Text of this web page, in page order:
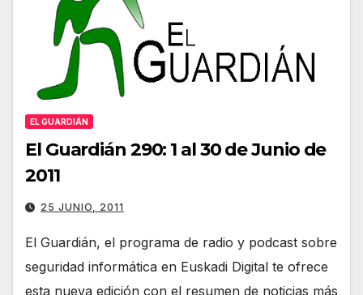
EL GUARDIÁN
El Guardián 290: 1 al 30 de Junio de
2011
25 JUNIO, 2011
El Guardián, el programa de radio y podcast sobre
seguridad informática en Euskadi Digital te ofrece
esta nueva edición con el resumen de noticias más